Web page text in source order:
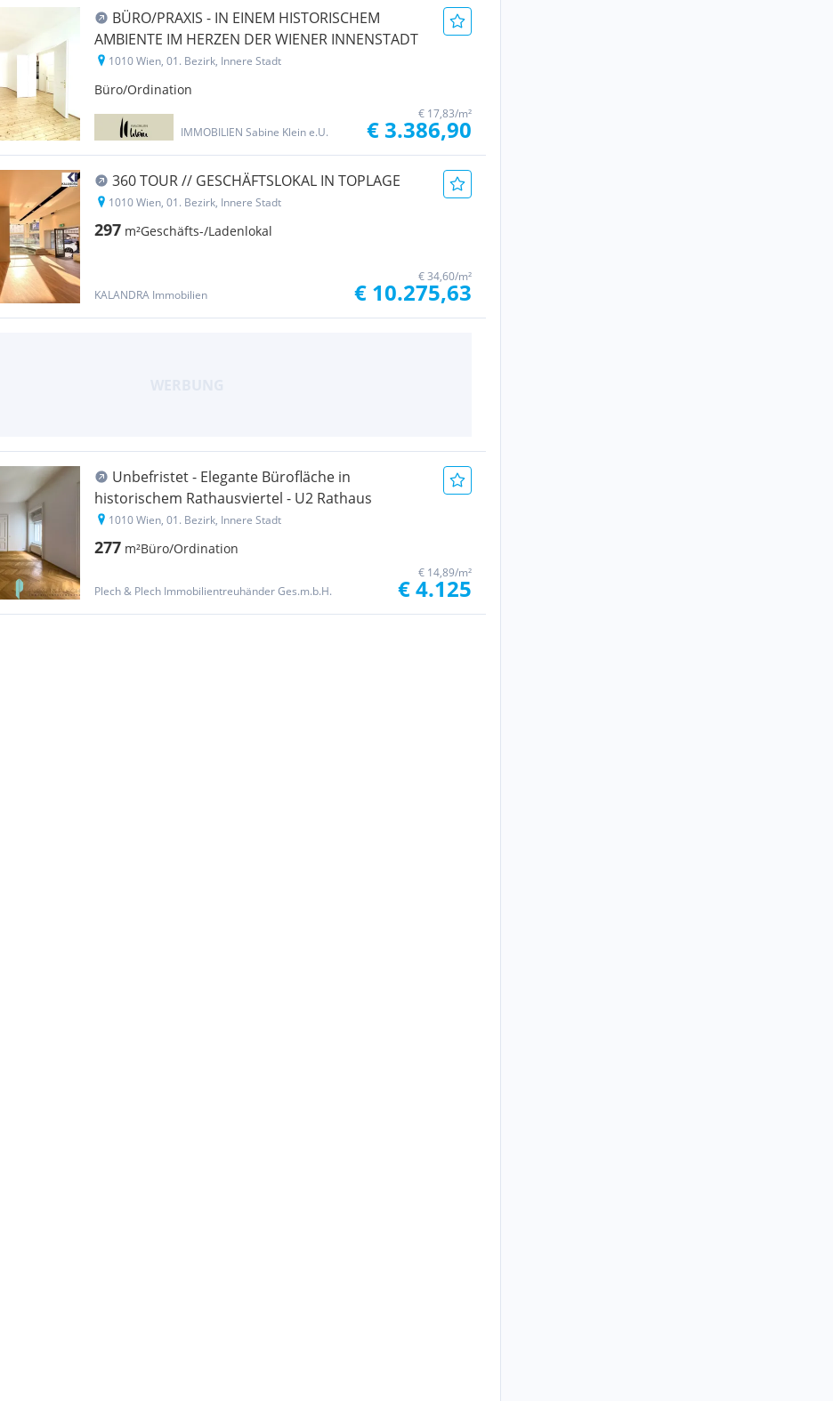
BÜRO/PRAXIS - IN EINEM HISTORISCHEM
AMBIENTE IM HERZEN DER WIENER INNENSTADT
1010 Wien, 01. Bezirk, Innere Stadt
Büro/Ordination
IMMOBILIEN Sabine Klein e.U.
€ 17,83/m²
€ 3.386,90
360 TOUR // GESCHÄFTSLOKAL IN TOPLAGE
1010 Wien, 01. Bezirk, Innere Stadt
297 m²Geschäfts-/Ladenlokal
KALANDRA Immobilien
€ 34,60/m²
€ 10.275,63
Unbefristet - Elegante Bürofläche in
historischem Rathausviertel - U2 Rathaus
1010 Wien, 01. Bezirk, Innere Stadt
277 m²Büro/Ordination
Plech & Plech Immobilientreuhänder Ges.m.b.H.
€ 14,89/m²
€ 4.125